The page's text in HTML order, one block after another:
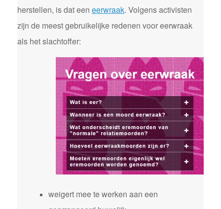
herstellen, is dat een eerwraak. Volgens activisten
zijn de meest gebruikelijke redenen voor eerwraak
als het slachtoffer:
weigert mee te werken aan een